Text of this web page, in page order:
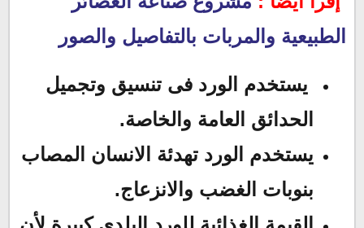
الطبيعية والمربات بالتفاصيل والصور
يستخدم الورد فى تنسيق وتجميل
الحدائق العامة والخاصة.
يستخدم الورد تهدئة الانسان المصاب
بنوبات الغضب والانزعاج.